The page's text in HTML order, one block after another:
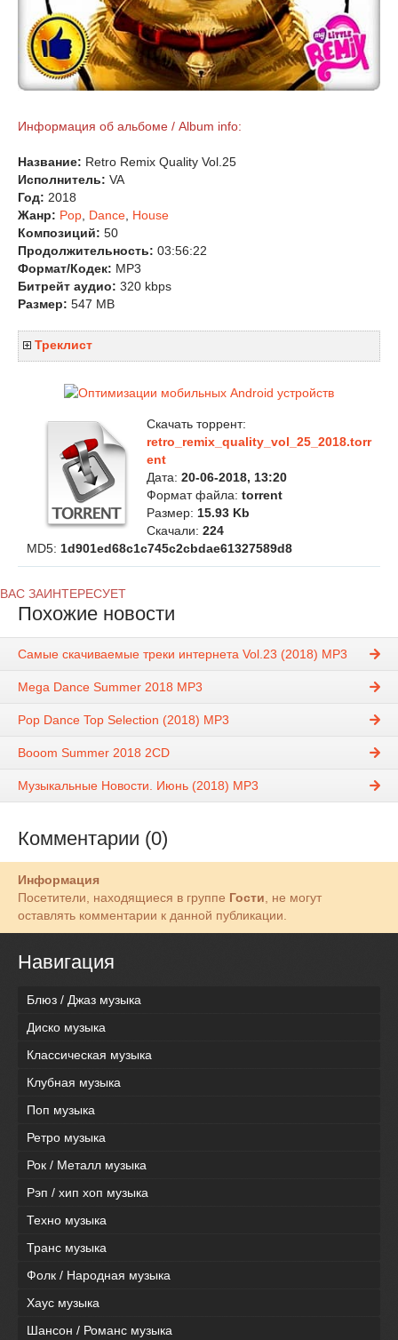
Информация об альбоме / Album info:
Название: Retro Remix Quality Vol.25
Исполнитель: VA
Год: 2018
Жанр: Pop Dance House
Композиций: 50
Продолжительность: 03:56:22
Формат/Кодек: MP3
Битрейт аудио: 320 kbps
Размер: 547 MB
Треклист
Скачать торрент:
retro_remix_quality_vol_25_2018.torr
ent
Дата: 20-06-2018, 13:20
Формат файла: torrent
Размер: 15.93 Kb
Скачали: 224
MD5: 1d901ed68c1c745c2cbdae61327589d8
ВАС ЗАИНТЕРЕСУЕТ
Похожие новости
Самые скачиваемые треки интернета Vol.23 (2018) MP3
Mega Dance Summer 2018 MP3
Pop Dance Top Selection (2018) MP3
Booom Summer 2018 2CD
Музыкальные Новости. Июнь (2018) MP3
Комментарии (0)
Информация
Посетители, находящиеся в группе Гости, не могут
оставлять комментарии к данной публикации.
Навигация
Блюз / Джаз музыка
Диско музыка
Классическая музыка
Клубная музыка
Поп музыка
Ретро музыка
Рок / Металл музыка
Рэп / хип хоп музыка
Техно музыка
Транс музыка
Фолк / Народная музыка
Хаус музыка
Шансон / Романс музыка